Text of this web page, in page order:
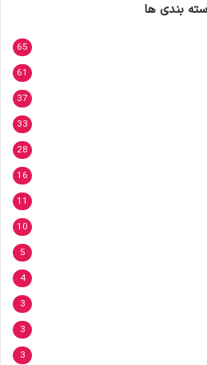
بندی ها
65
61
37
33
28
16
11
10
5
4
3
3
3